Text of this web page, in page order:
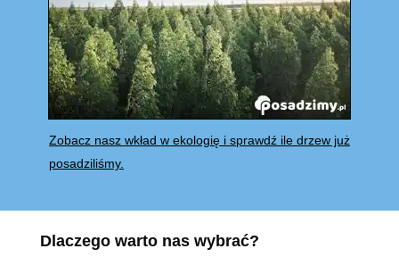
Zobacz nasz wkład w ekologię i sprawdź ile drzew już
posadziliśmy.
Dlaczego warto nas wybrać?